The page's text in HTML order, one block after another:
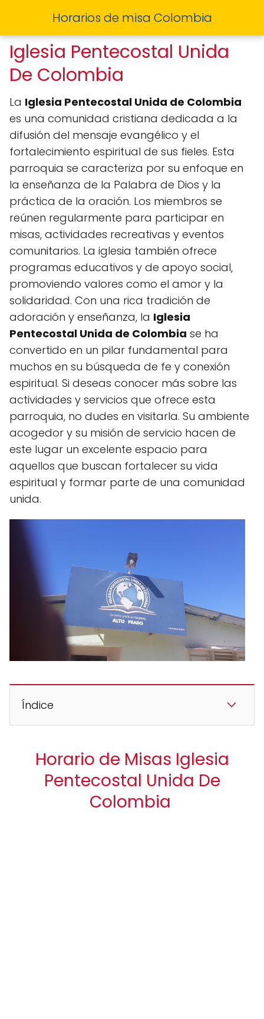
Horarios de misa Colombia
Iglesia Pentecostal Unida
De Colombia
La Iglesia Pentecostal Unida de Colombia
es una comunidad cristiana dedicada a la
difusión del mensaje evangélico y el
fortalecimiento espiritual de sus fieles. Esta
parroquia se caracteriza por su enfoque en
la enseñanza de la Palabra de Dios y la
práctica de la oración. Los miembros se
reúnen regularmente para participar en
misas, actividades recreativas y eventos
comunitarios. La iglesia también ofrece
programas educativos y de apoyo social,
promoviendo valores como el amor y la
solidaridad. Con una rica tradición de
adoración y enseñanza, la Iglesia
Pentecostal Unida de Colombia se ha
convertido en un pilar fundamental para
muchos en su búsqueda de fe y conexión
espiritual. Si deseas conocer más sobre las
actividades y servicios que ofrece esta
parroquia, no dudes en visitarla. Su ambiente
acogedor y su misión de servicio hacen de
este lugar un excelente espacio para
aquellos que buscan fortalecer su vida
espiritual y formar parte de una comunidad
unida.
Índice
Horario de Misas Iglesia
Pentecostal Unida De
Colombia